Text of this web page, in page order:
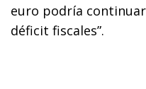
euro podría
déficit fiscales”.